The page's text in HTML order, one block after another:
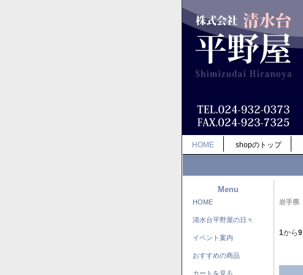
HOME shopのトップ
Menu
HOME
清水台平野屋の日々
イベント案内
おすすめの商品
カートを見る
岩手県
1から9